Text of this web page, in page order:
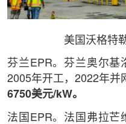
美国沃格特
芬兰EPR。芬兰奥尔基
2005年开工，2022年并
6750美元/kW。
法国EPR。法国弗拉芒